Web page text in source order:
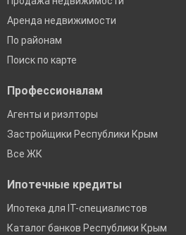
Аренда недвижимости
По районам
Поиск по карте
Профессионалам
Агенты и риэлторы
Застройщики Республики Крым
Все ЖК
Ипотечные кредиты
Ипотека для IT-специалистов
Каталог банков Республики Крым